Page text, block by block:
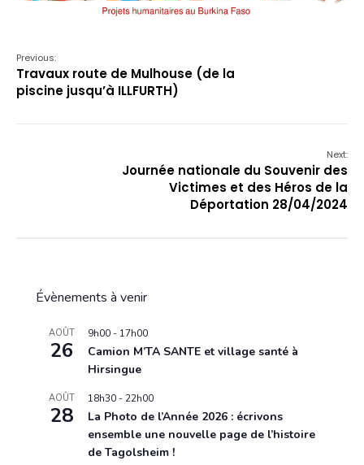
Previous:
Travaux route de Mulhouse (de la
piscine jusqu’à ILLFURTH)
Next:
Journée nationale du Souvenir des
Victimes et des Héros de la
Déportation 28/04/2024
Évènements à venir
AOÛT
26
9h00 - 17h00
Camion M’TA SANTE et village santé à
Hirsingue
AOÛT
28
18h30 -22h00
La Photo de l’Année 2026 : écrivons
ensemble une nouvelle page de l’histoire
de Tagolsheim !